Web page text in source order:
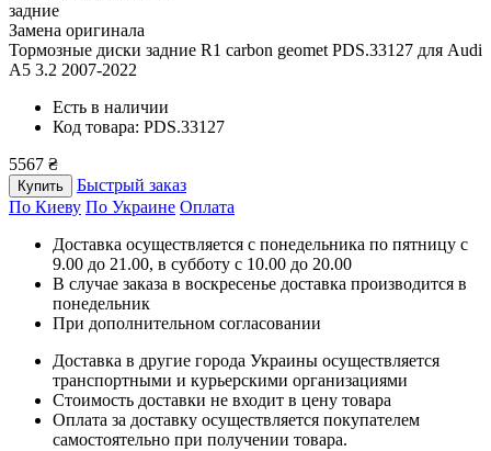
задние
Замена оригинала
Тормозные диски задние R1 carbon geomet PDS.33127 для Audi
A5 3.2 2007-2022
Есть в наличии
Код товара: PDS.33127
5567 ₴
Купить
Быстрый заказ
По Киеву По Украине Оплата
Доставка осуществляется с понедельника по пятницу с
9.00 до 21.00, в субботу с 10.00 до 20.00
В случае заказа в воскресенье доставка производится в
понедельник
При дополнительном согласовании
Доставка в другие города Украины осуществляется
транспортными и курьерскими организациями
Стоимость доставки не входит в цену товара
Оплата за доставку осуществляется покупателем
самостоятельно при получении товара.